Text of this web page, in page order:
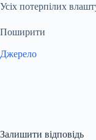
Усіх потерпілих
Поширити
Джерело
Залишити відповідь